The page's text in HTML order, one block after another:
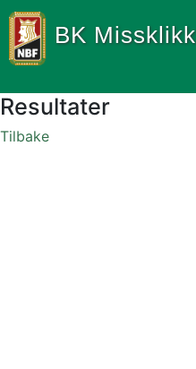
BK Missklikk
Resultater
Tilbake